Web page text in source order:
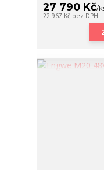
27 790 Kč/
22 967 Kč bez DPH